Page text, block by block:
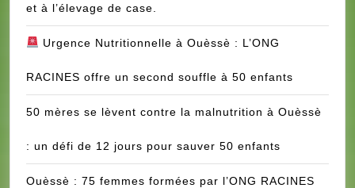
et à l’élevage de case.
Urgence Nutritionnelle à Ouèssè : L’ONG
RACINES offre un second souffle à 50 enfants
50 mères se lèvent contre la malnutrition à Ouèssè
: un défi de 12 jours pour sauver 50 enfants
Ouèssè : 75 femmes formées par l’ONG RACINES